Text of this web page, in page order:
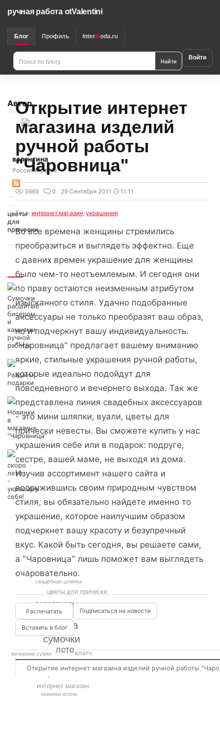
ручная работа otValentini
Блог Профиль InterModa.ru
Найти Войти
Автор
валентина
Россия Москва
цветы
для
прически
Сумочки
расшитые
бисером
и
камнями
ручной
работы
Раздаем
подарки
Новинки
в
магазине
"Чаровница"
скоро
лето
-
украшаем
себя!
сумочки
шляпка
лето
аксессуары для волос
аксессуары
клатч
интернет магазин
цветы для прически
новинки осени
вечерние сумки
свадебная шляпка
Открытие интернет
магазина изделий
ручной работы
"Чаровница"
3669 0 29 Сентября 2011 11:11
Теги: интернет магазин,украшения
Во все времена женщины стремились
преобразиться и выглядеть эффектно. Еще
с давних времен украшение для женщины
было чем-то неотъемлемым. И сегодня они
по праву остаются неизменным атрибутом
изысканного стиля. Удачно подобранные
аксессуары не только преобразят ваш образ,
но и подчеркнут вашу индивидуальность.
"Чаровница" предлагает вашему вниманию
яркие, стильные украшения ручной работы,
которые идеально подойдут для
повседневного и вечернего выхода. Так же
представлена линия свадебных аксессуаров
- это мини шляпки, вуали, цветы для
прически невесты. Вы сможете купить у нас
украшения себе или в подарок: подруге,
сестре, вашей маме, не выходя из дома.
Изучив ассортимент нашего сайта и
вооружившись своим природным чувством
стиля, вы обязательно найдете именно то
украшение, которое наилучшим образом
подчеркнет вашу красоту и безупречный
вкус. Какой быть сегодня, вы решаете сами,
а "Чаровница" лишь поможет вам выглядеть
очаровательно.
Подписаться на новости
Вставить в блог
Открытие интернет магазина изделий ручной работы